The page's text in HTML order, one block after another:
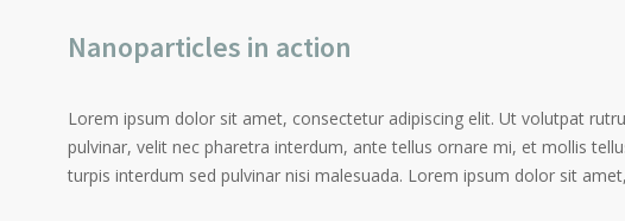
Nanoparticles in action
Lorem ipsum dolor sit amet, consectetur adipiscing elit. Ut volutpat
pulvinar, velit nec pharetra interdum, ante tellus ornare mi, et mollis
turpis interdum sed pulvinar nisi malesuada. Lorem ipsum dolor sit